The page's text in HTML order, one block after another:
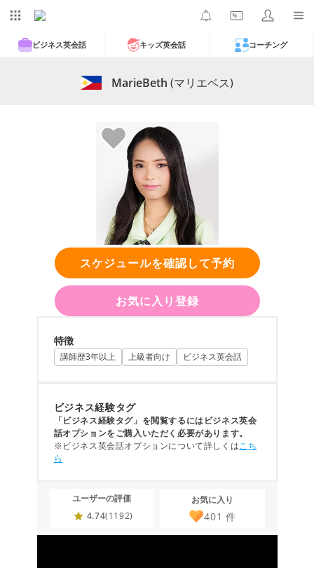
ビジネス英会話 キッズ英会話 コーチング
MarieBeth (マリエベス)
スケジュールを確認して予約
お気に入り登録
特徴
講師歴3年以上 上級者向け ビジネス英会話
ビジネス経験タグ
「ビジネス経験タグ」を閲覧するにはビジネス英会
話オプションをご購入いただく必要があります。
※ビジネス英会話オプションについて詳しくはこち
ら
ユーザーの評価
4.74(1192)
お気に入り
401 件